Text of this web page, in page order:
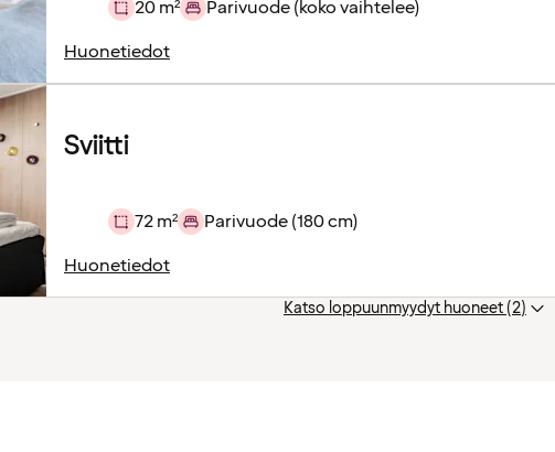
20 m²
Parivuode (koko vaihtelee)
Huonetiedot
Sviitti
72 m²
Parivuode (180 cm)
Huonetiedot
Katso loppuunmyydyt huoneet (2)